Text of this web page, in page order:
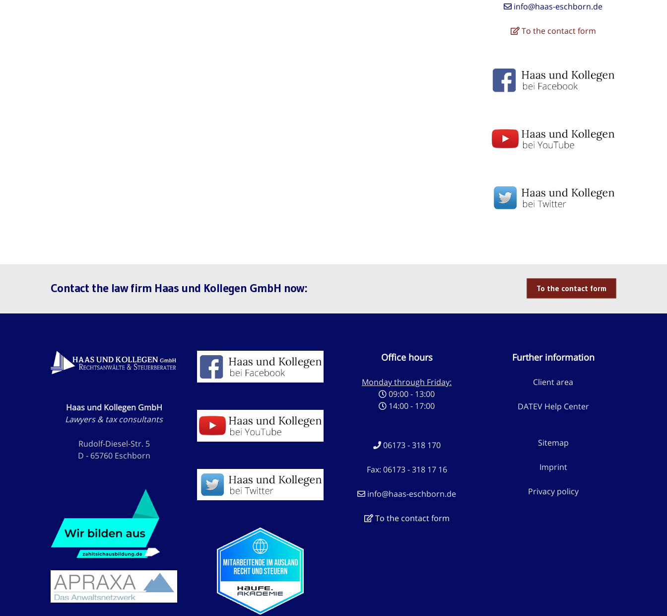
info@haas-eschborn.de
To the contact form
Contact the law firm Haas und Kollegen GmbH now: To the contact form
Haas und Kollegen GmbH
Lawyers & tax consultants
Rudolf-Diesel-Str. 5
D - 65760 Eschborn
Office hours
Monday through Friday:
09:00 - 13:00
14:00 - 17:00
06173 - 318 170
Fax: 06173 - 318 17 16
info@haas-eschborn.de
To the contact form
Further information
Client area
DATEV Help Center
Sitemap
Imprint
Privacy policy